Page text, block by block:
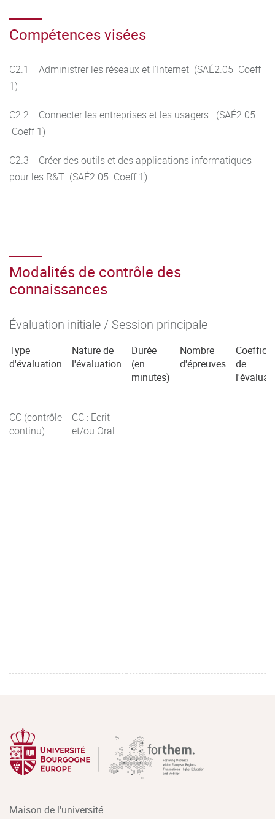
Compétences visées
C2.1 Administrer les réseaux et l'Internet (SAÉ2.05 Coeff
1)
C2.2 Connecter les entreprises et les usagers (SAÉ2.05
Coeff 1)
C2.3 Créer des outils et des applications informatiques
pour les R&T (SAÉ2.05 Coeff 1)
Modalités de contrôle des
connaissances
Évaluation initiale / Session principale
Type
d'évaluation
Nature de
l'évaluation
Durée
(en
minutes)
Nombre
d'épreuves
de
CC (contrôle
continu)
CC : Ecrit
et/ou Oral
Maison de l'université